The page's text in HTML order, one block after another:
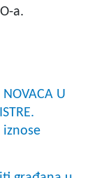
a.
NOVACA U
iznose